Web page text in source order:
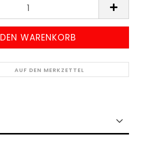
AUF DEN MERKZETTEL